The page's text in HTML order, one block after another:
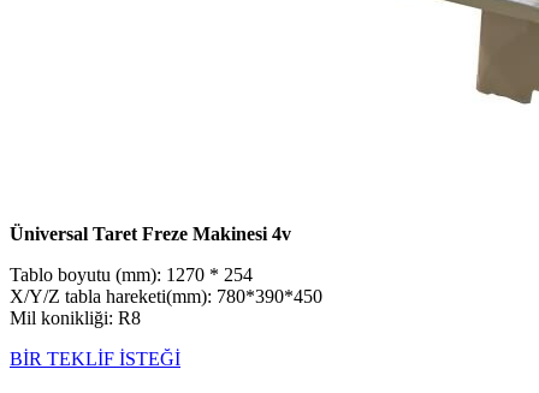
Üniversal Taret Freze Makinesi 4v
Tablo boyutu (mm): 1270 * 254
X/Y/Z tabla hareketi(mm): 780*390*450
Mil konikliği: R8
BİR TEKLİF İSTEĞİ